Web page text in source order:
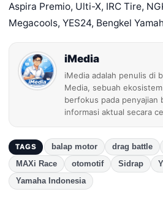
Aspira Premio, Ulti-X, IRC Tire,
Megacools, YES24, Bengkel
iMedia
iMedia adalah penulis di
Media, sebuah
berfokus pada penyajian
informasi aktual secara
TAGS balap motor drag battle
MAXi Race
otomotif Sidrap
Yamaha Indonesia